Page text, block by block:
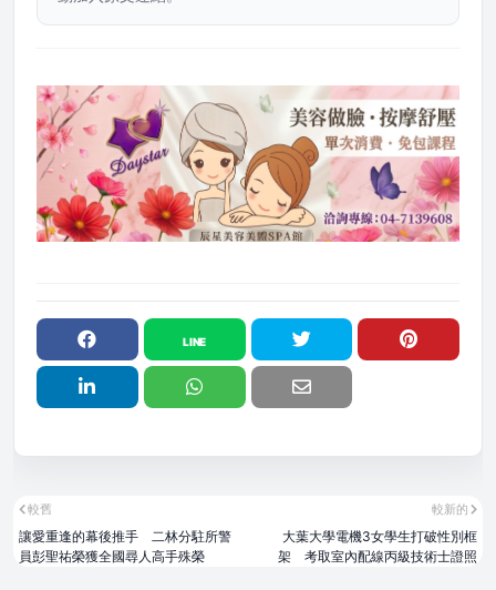
較新的
大葉大學電機3女學生打破性別框
架 考取室內配線丙級技術士證照
較舊
讓愛重逢的幕後推手 二林分駐所警
員彭聖祐榮獲全國尋人高手殊榮